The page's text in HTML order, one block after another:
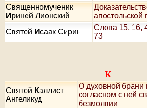
Священномученик
И риней Лионский
апостольской
Святой Исаак Сирин
Слова 15, 16,
73
К
Святой Каллист
Ангеликуд
О духовной брани
согласном с ней
безмолвии